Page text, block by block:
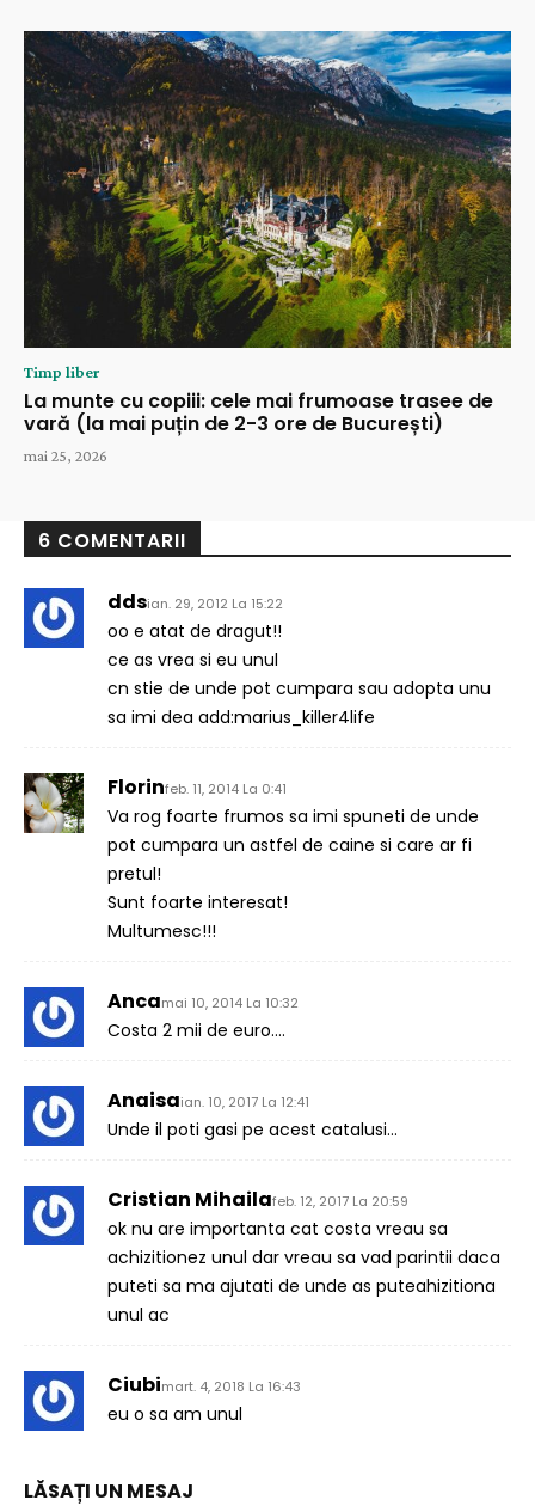
Timp liber
La munte cu copiii: cele mai frumoase trasee de
vară (la mai puțin de 2-3 ore de București)
mai 25, 2026
6 COMENTARII
ddsian. 29, 2012 La 15:22
oo e atat de dragut!!
ce as vrea si eu unul
cn stie de unde pot cumpara sau adopta unu
sa imi dea add:marius_killer4life
Florinfeb. 11, 2014 La 0:41
Va rog foarte frumos sa imi spuneti de unde
pot cumpara un astfel de caine si care ar fi
pretul!
Sunt foarte interesat!
Multumesc!!!
Ancamai 10, 2014 La 10:32
Costa 2 mii de euro….
Anaisaian. 10, 2017 La 12:41
Unde il poti gasi pe acest catalusi…
Cristian Mihailafeb. 12, 2017 La 20:59
ok nu are importanta cat costa vreau sa
achizitionez unul dar vreau sa vad parintii daca
puteti sa ma ajutati de unde as puteahizitiona
unul ac
Ciubimart. 4, 2018 La 16:43
eu o sa am unul
LĂSAȚI UN MESAJ